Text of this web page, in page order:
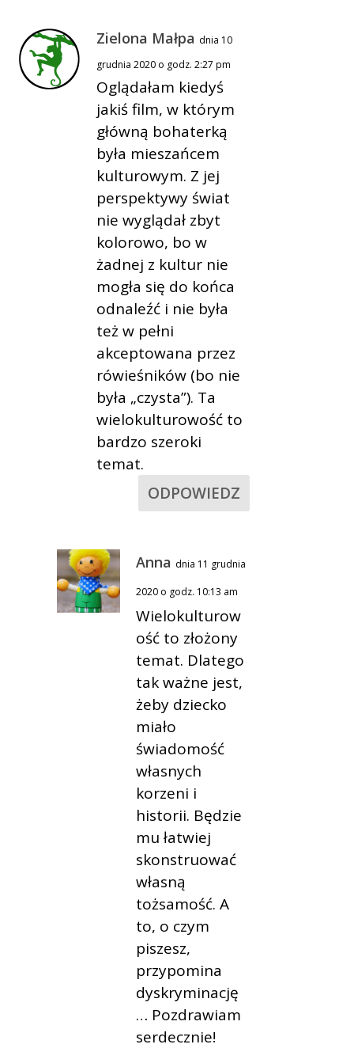
Zielona Małpa dnia 10
grudnia 2020 o godz. 2:27 pm
Oglądałam kiedyś
jakiś film, w którym
główną bohaterką
była mieszańcem
kulturowym. Z jej
perspektywy świat
nie wyglądał zbyt
kolorowo, bo w
żadnej z kultur nie
mogła się do końca
odnaleźć i nie była
też w pełni
akceptowana przez
rówieśników (bo nie
była „czysta”). Ta
wielokulturowość to
bardzo szeroki
temat.
ODPOWIEDZ
Anna dnia 11 grudnia
2020 o godz. 10:13 am
Wielokulturow
ość to złożony
temat. Dlatego
tak ważne jest,
żeby dziecko
miało
świadomość
własnych
korzeni i
historii. Będzie
mu łatwiej
skonstruować
własną
tożsamość. A
to, o czym
piszesz,
przypomina
dyskryminację
… Pozdrawiam
serdecznie!